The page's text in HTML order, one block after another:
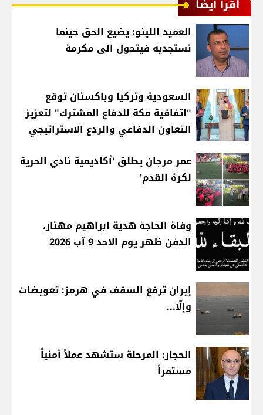
اقرأ أيضا
العميد اللينو: يضيع الحق حينما
نستجديه فيتحول الى مكرمة
السعودية وتركيا وباكستان توقع
"اتفاقية مكة للدفاع المشترك" لتعزيز
التعاون الدفاعي والردع الاستراتيجي
عمر مرجان يطلق 'أكاديمية نادي الحرية
لكرة القدم'
وفاة الحاجة هدية ابراهيم مهتار،
الدفن ظهر يوم الاحد 9 آب 2026
إيران ترفع السقف في هرمز: تعويضات
وإلّا...
الحجار: المرحلة ستشهد عملاً أمنياً
مستمراً